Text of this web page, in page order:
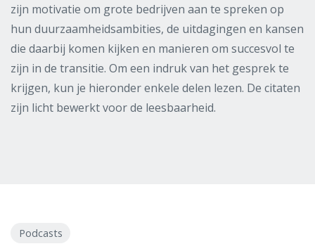
zijn motivatie om grote bedrijven aan te spreken op
hun duurzaamheidsambities, de uitdagingen en kansen
die daarbij komen kijken en manieren om succesvol te
zijn in de transitie. Om een indruk van het gesprek te
krijgen, kun je hieronder enkele delen lezen. De citaten
zijn licht bewerkt voor de leesbaarheid.
Podcasts